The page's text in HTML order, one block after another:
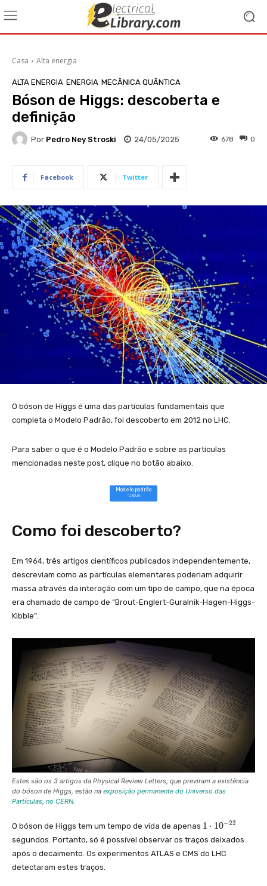
Casa Alta energia
ALTA ENERGIA ENERGIA MECÂNICA QUÂNTICA
Bóson de Higgs: descoberta e
definição
Por Pedro Ney Stroski 24/05/2025 0
678
Facebook Twitter
O bóson de Higgs é uma das partículas fundamentais que
completa o Modelo Padrão, foi descoberto em 2012 no LHC.
Para saber o que é o Modelo Padrão e sobre as partículas
mencionadas neste post, clique no botão abaixo.
Modelo padrão
"Clique
Como foi descoberto?
Em 1964, três artigos científicos publicados independentemente,
descreviam como as partículas elementares poderiam adquirir
massa através da interação com um tipo de campo, que na época
era chamado de campo de “Brout-Englert-Guralnik-Hagen-Higgs-
Kibble”.
Estes são os 3 artigos da Physical Review Letters, que previram a existência
do bóson de Higgs, estão na exposição permanente do Universo das
Partículas, no CERN.
O bóson de Higgs tem um tempo de vida de apenas 1
c
d
1 ⋅ 10−22
segundos. Portanto, só é possível observar os traços deixados
após o decaimento. Os experimentos ATLAS e CMS do LHC
detectaram estes traços.